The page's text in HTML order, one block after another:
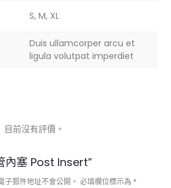
S, M, XL
Duis ullamcorper arcu et
ligula volutpat imperdiet
目前沒有評價。
內塞 Post Insert”
子郵件地址不會公開。 必填欄位標示為 *